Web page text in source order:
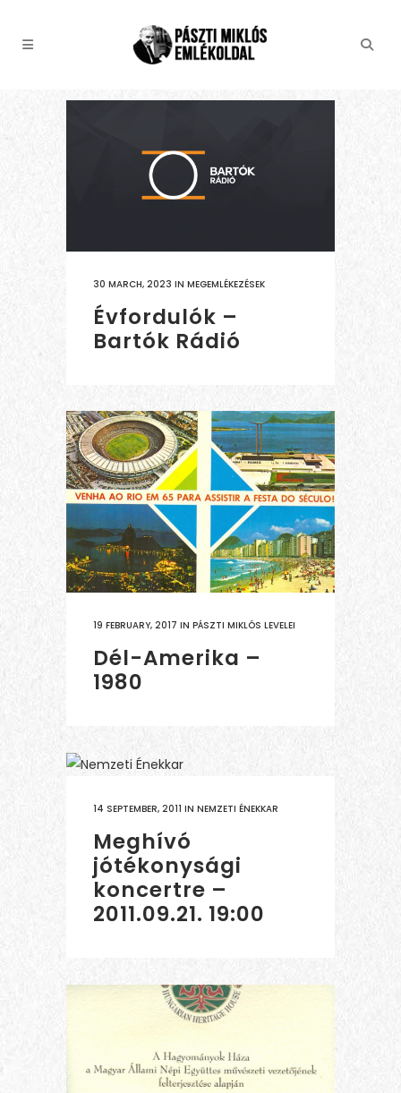
30 MARCH, 2023 IN MEGEMLÉKEZÉSEK
Évfordulók –
Bartók Rádió
19 FEBRUARY, 2017 IN PÁSZTI MIKLÓS LEVELEI
Dél-Amerika –
1980
14 SEPTEMBER, 2011 IN NEMZETI ÉNEKKAR
Meghívó
jótékonysági
koncertre –
2011.09.21. 19:00